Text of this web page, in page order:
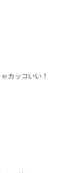
カッコいい！